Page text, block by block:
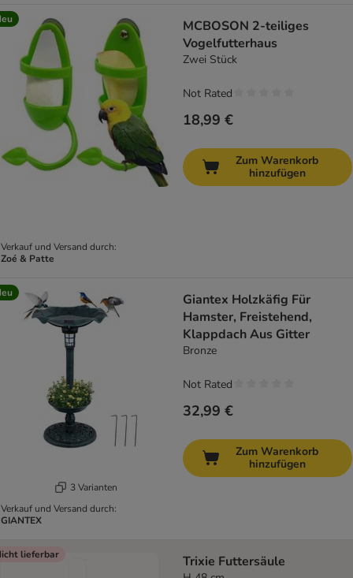
Verkauf und Versand durch:
Zoé & Patte
MCBOSON 2-teiliges
Vogelfutterhaus
Zwei Stück
18,99 €
Not Rated
Zum Warenkorb
hinzufügen
3 Varianten
Verkauf und Versand durch:
GIANTEX
Giantex Holzkäfig Für
Hamster, Freistehend,
Klappdach Aus Gitter
Bronze
32,99 €
Not Rated
Zum Warenkorb
hinzufügen
lieferbar Trixie Futtersäule